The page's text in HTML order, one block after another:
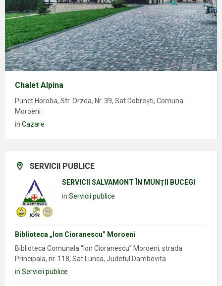
Chalet Alpina
Punct Horoba, Str. Orzea, Nr. 39, Sat Dobrești, Comuna
Moroeni
in Cazare
SERVICII PUBLICE
SERVICII SALVAMONT ÎN MUNŢII BUCEGI
in Servicii publice
Biblioteca „Ion Cioranescu” Moroeni
Biblioteca Comunala “Ion Cioranescu” Moroeni, strada
Principala, nr. 118, Sat Lunca, Judetul Dambovita
in Servicii publice